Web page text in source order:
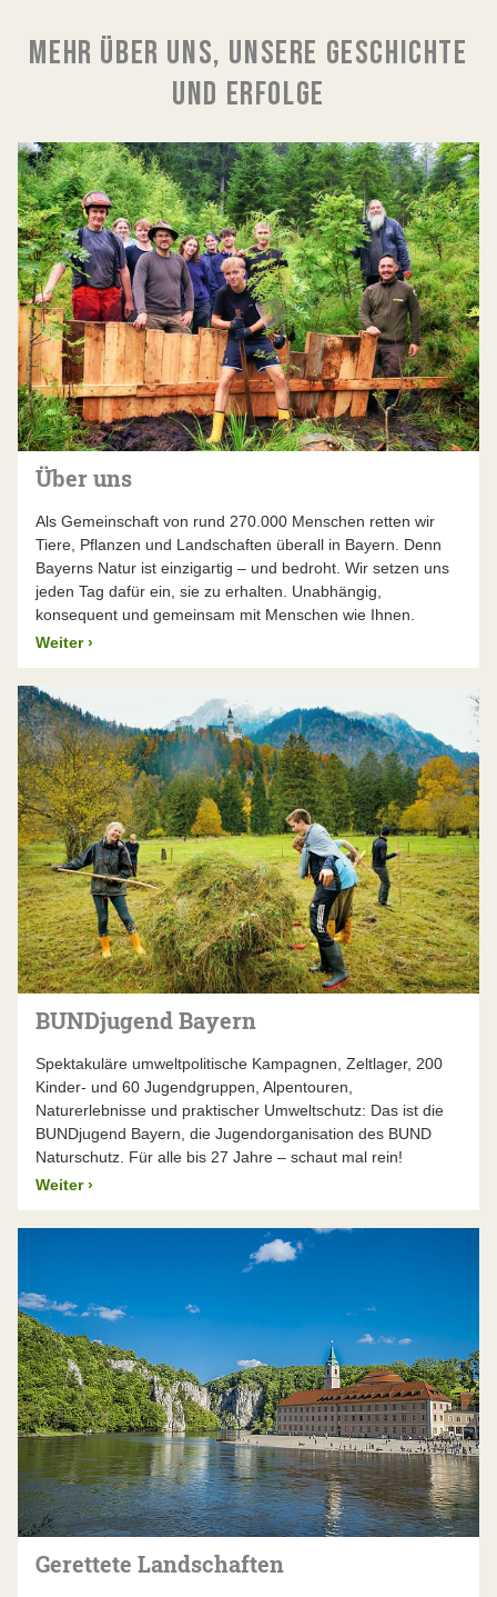
MEHR ÜBER UNS, UNSERE GESCHICHTE
UND ERFOLGE
Über uns
Als Gemeinschaft von rund 270.000 Menschen retten wir
Tiere, Pflanzen und Landschaften überall in Bayern. Denn
Bayerns Natur ist einzigartig – und bedroht. Wir setzen uns
jeden Tag dafür ein, sie zu erhalten. Unabhängig,
konsequent und gemeinsam mit Menschen wie Ihnen.
Weiter ›
BUNDjugend Bayern
Spektakuläre umweltpolitische Kampagnen, Zeltlager, 200
Kinder- und 60 Jugendgruppen, Alpentouren,
Naturerlebnisse und praktischer Umweltschutz: Das ist die
BUNDjugend Bayern, die Jugendorganisation des BUND
Naturschutz. Für alle bis 27 Jahre – schaut mal rein!
Weiter ›
Gerettete Landschaften